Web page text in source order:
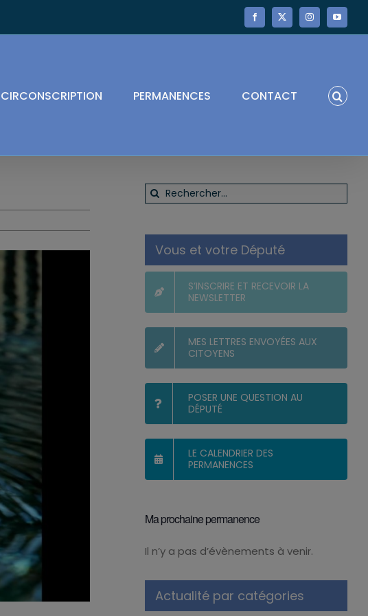
Facebook
X InstagramYouTube
CIRCONSCRIPTION PERMANENCES CONTACT
Rechercher:
Vous et votre Député
S’INSCRIRE ET RECEVOIR LA
NEWSLETTER
MES LETTRES ENVOYÉES AUX
CITOYENS
POSER UNE QUESTION AU
DÉPUTÉ
LE CALENDRIER DES
PERMANENCES
Ma prochaine permanence
Notice
Il n’y a pas d’évènements à venir.
Actualité par catégories